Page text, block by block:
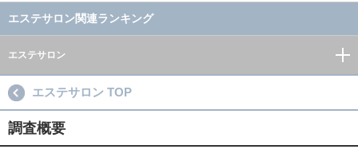
エステサロン関連ランキング
エステサロン
エステサロン TOP
調査概要